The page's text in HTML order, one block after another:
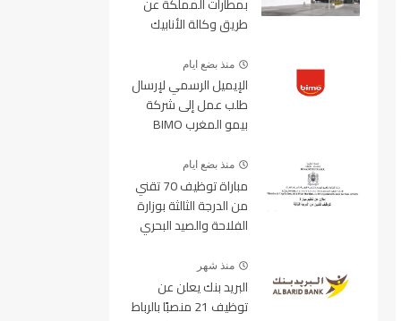
طريق وكالة الأنابيك
منذ بضع ايام
الإيميل الرسمي لإرسال
طلب عمل إلى شركة
بيمو المغرب BIMO
منذ بضع ايام
مباراة توظيف 70 تقني
من الدرجة الثالثة بوزارة
الفلاحة والصيد البحري
غشت 2026
منذ شهر
البريد بنك يعلن عن
توظيف 21 منصبًا بالرباط